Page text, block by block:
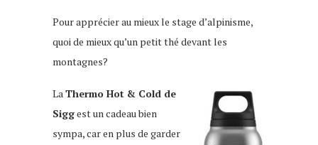
Pour apprécier au mieux le stage d’alpinisme,
quoi de mieux qu’un petit thé devant les
montagnes?
LaThermo Hot & Cold de
Siggest un cadeau bien
sympa, car en plus de garder